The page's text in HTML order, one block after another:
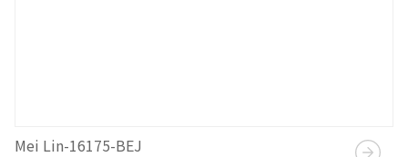
Mei Lin-16175-BEJ